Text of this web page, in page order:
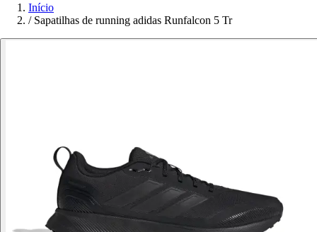
Início
/ Sapatilhas de running adidas Runfalcon 5 Tr